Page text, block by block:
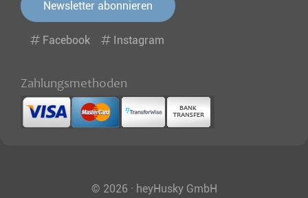
Newsletter abonnieren
Facebook Instagram
Zahlungsmethoden
© 2026 · heyHusky GmbH